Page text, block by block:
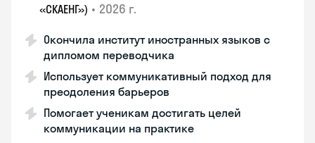
«СКАЕНГ») • 2026 г.
Окончила институт иностранных языков с
дипломом переводчика
Использует коммуникативный подход для
преодоления барьеров
Помогает ученикам достигать целей
коммуникации на практике